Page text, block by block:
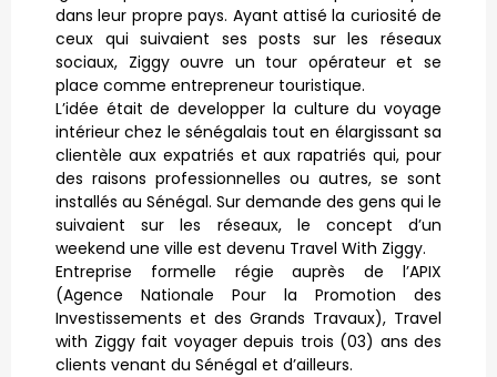
dans leur propre pays. Ayant attisé la curiosité de
ceux qui suivaient ses posts sur les réseaux
sociaux, Ziggy ouvre un tour opérateur et se
place comme entrepreneur touristique.
L’idée était de developper la culture du voyage
intérieur chez le sénégalais tout en élargissant sa
clientèle aux expatriés et aux rapatriés qui, pour
des raisons professionnelles ou autres, se sont
installés au Sénégal. Sur demande des gens qui le
suivaient sur les réseaux, le concept d’un
weekend une ville est devenu Travel With Ziggy.
Entreprise formelle régie auprès de l’APIX
(Agence Nationale Pour la Promotion des
Investissements et des Grands Travaux), Travel
with Ziggy fait voyager depuis trois (03) ans des
clients venant du Sénégal et d’ailleurs.